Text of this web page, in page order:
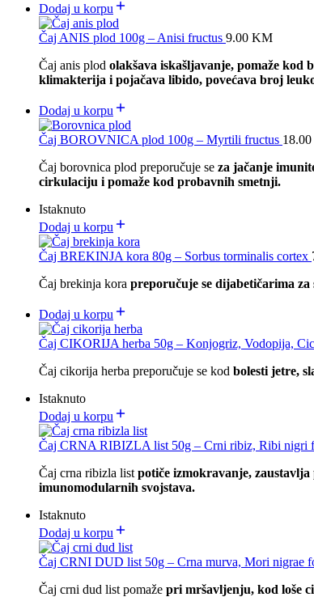
Dodaj u korpu
Čaj ANIS plod 100g – Anisi fructus 9.00 KM
Čaj anis plod olakšava iskašljavanje, pomaže kod
klimakterija i pojačava libido, povećava broj
Dodaj u korpu
Čaj BOROVNICA plod 100g – Myrtili fructus 18.00
Čaj borovnica plod preporučuje se za jačanje
cirkulaciju i pomaže kod probavnih smetnji.
Istaknuto
Dodaj u korpu
Čaj BREKINJA kora 80g – ​Sorbus torminalis cortex
Čaj brekinja kora preporučuje se dijabetičarima
Dodaj u korpu
Čaj CIKORIJA herba 50g – Konjogriz, Vodopija,
Čaj cikorija herba preporučuje se kod bolesti jetre,
Istaknuto
Dodaj u korpu
Čaj CRNA RIBIZLA list 50g – Crni ribiz, Ribi nigri
Čaj crna ribizla list potiče izmokravanje,
imunomodularnih svojstava.
Istaknuto
Dodaj u korpu
Čaj CRNI DUD list 50g – Crna murva, Mori nigrae
Čaj crni dud list pomaže pri mršavljenju, kod loše